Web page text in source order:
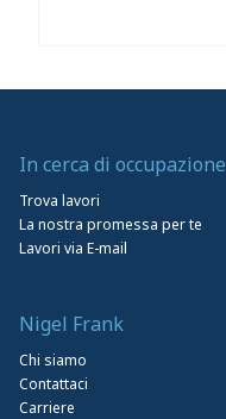
In cerca di occupazione
Trova lavori
La nostra promessa per te
Lavori via E-mail
Nigel Frank
Chi siamo
Contattaci
Carriere